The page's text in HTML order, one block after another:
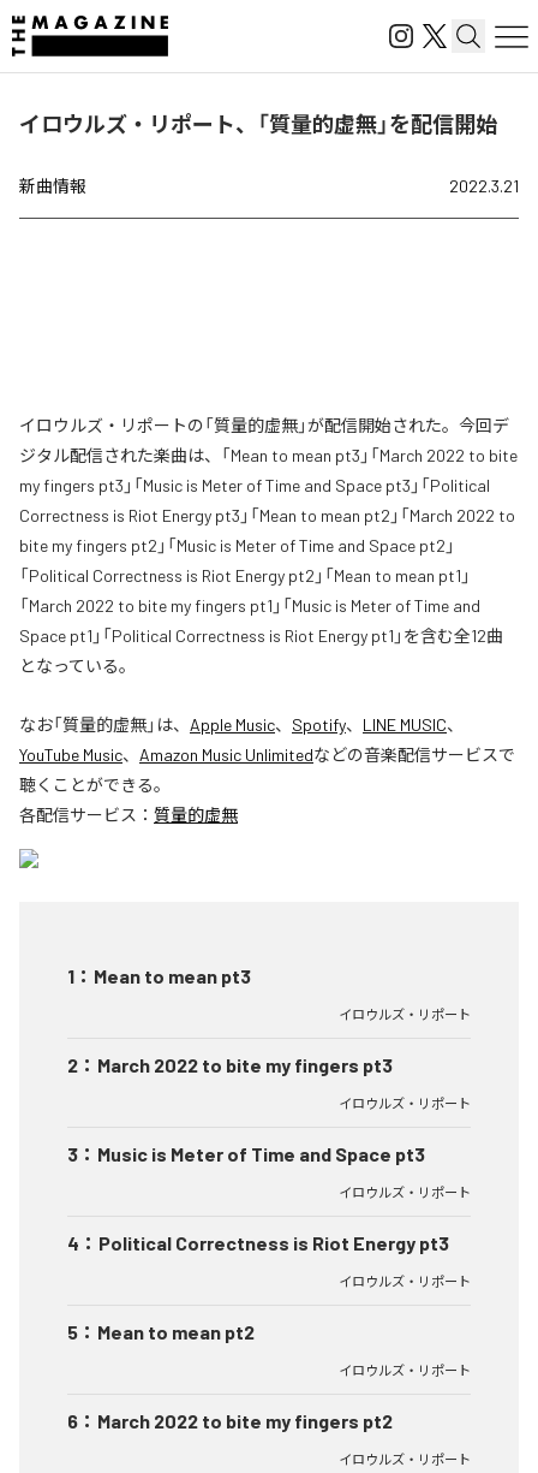
イロウルズ・リポート、「質量的虚無」を配信開始
新曲情報 2022.3.21
イロウルズ・リポートの「質量的虚無」が配信開始された。今回デ
ジタル配信された楽曲は、「Mean to mean pt3」「March 2022 to bite
my fingers pt3」「Music is Meter of Time and Space pt3」「Political
Correctness is Riot Energy pt3」「Mean to mean pt2」「March 2022 to
bite my fingers pt2」「Music is Meter of Time and Space pt2」
「Political Correctness is Riot Energy pt2」「Mean to mean pt1」
「March 2022 to bite my fingers pt1」「Music is Meter of Time and
Space pt1」「Political Correctness is Riot Energy pt1」を含む全12曲
となっている。
なお「質量的虚無」は、 Apple Music、 Spotify、 LINE MUSIC、
YouTube Music、 Amazon Music Unlimitedなどの音楽配信サービスで
聴くことができる。
各配信サービス： 質量的虚無
1 ： Mean to mean pt3
イロウルズ・リポート
2 ： March 2022 to bite my fingers pt3
イロウルズ・リポート
3 ： Music is Meter of Time and Space pt3
イロウルズ・リポート
4 ： Political Correctness is Riot Energy pt3
イロウルズ・リポート
5 ： Mean to mean pt2
イロウルズ・リポート
6 ： March 2022 to bite my fingers pt2
イロウルズ・リポート